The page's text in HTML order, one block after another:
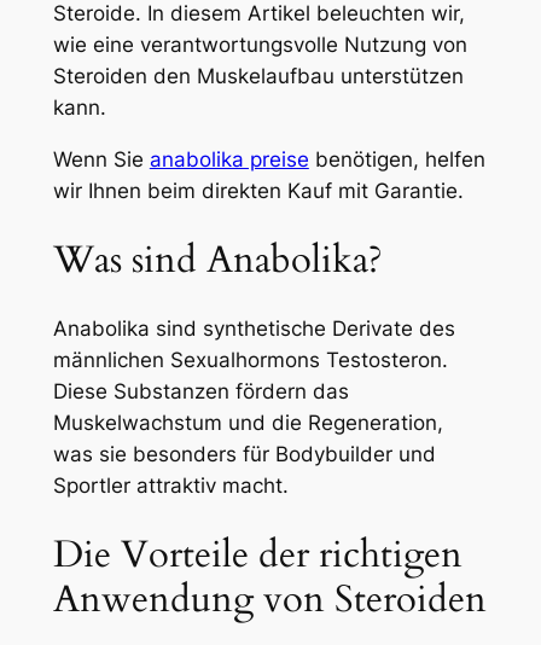
Steroide. In diesem Artikel beleuchten wir,
wie eine verantwortungsvolle Nutzung von
Steroiden den Muskelaufbau unterstützen
kann.
Wenn Sie anabolika preise benötigen, helfen
wir Ihnen beim direkten Kauf mit Garantie.
Was sind Anabolika?
Anabolika sind synthetische Derivate des
männlichen Sexualhormons Testosteron.
Diese Substanzen fördern das
Muskelwachstum und die Regeneration,
was sie besonders für Bodybuilder und
Sportler attraktiv macht.
Die Vorteile der richtigen
Anwendung von Steroiden